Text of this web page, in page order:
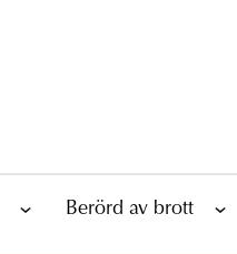
Berörd av brott